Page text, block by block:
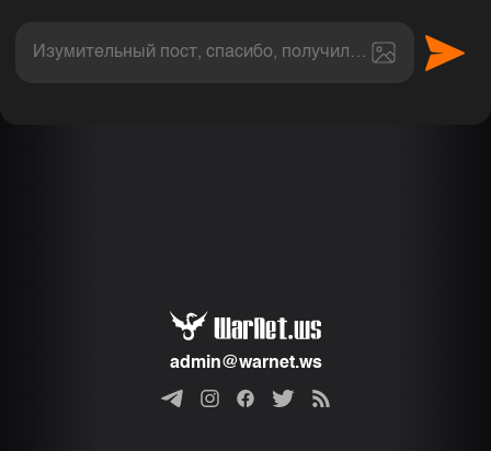
Изумительный пост, спасибо, получил величайшее
admin@warnet.ws